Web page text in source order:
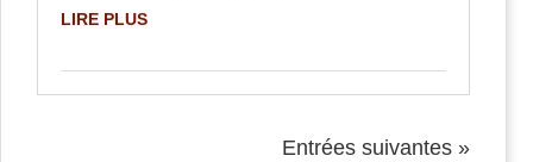
LIRE PLUS
Entrées suivantes »